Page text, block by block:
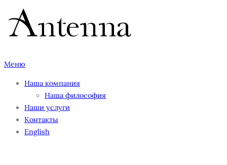
Перейти
содержимому
Меню
Наша компания
Наша философия
Наши услуги
Контакты
English